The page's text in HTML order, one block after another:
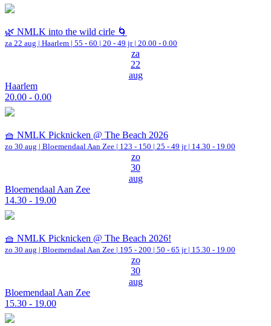
🌿 NMLK into the wild cirle 🌀
za 22 aug | Haarlem | 55 - 60 | 20 - 49 jr | 20.00 - 0.00
za
22
aug
Haarlem
20.00 - 0.00
🧺 NMLK Picknicken @ The Beach 2026
zo 30 aug | Bloemendaal Aan Zee | 123 - 150 | 25 - 49 jr | 14.30 - 19.00
zo
30
aug
Bloemendaal Aan Zee
14.30 - 19.00
🧺 NMLK Picknicken @ The Beach 2026!
zo 30 aug | Bloemendaal Aan Zee | 195 - 200 | 50 - 65 jr | 15.30 - 19.00
zo
30
aug
Bloemendaal Aan Zee
15.30 - 19.00